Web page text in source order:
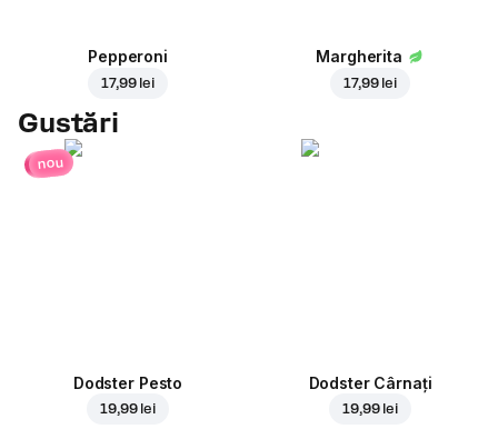
Pepperoni
17,99 lei
Margherita
17,99 lei
Gustări
nou
Dodster Pesto
19,99 lei
Dodster Cârnați
19,99 lei